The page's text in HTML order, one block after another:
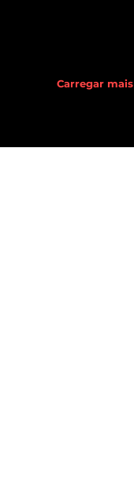
Carregar mais